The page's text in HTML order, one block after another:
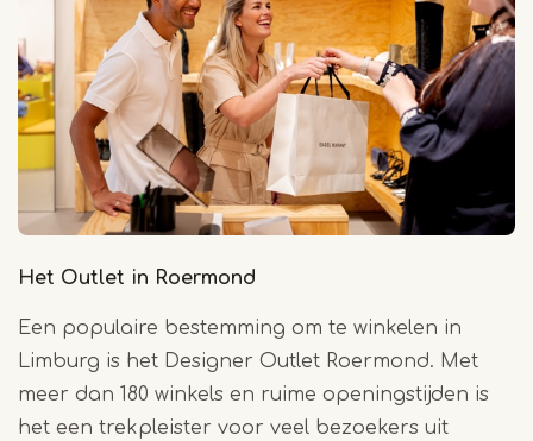
Het Outlet in Roermond
Een populaire bestemming om te winkelen in
Limburg is het Designer Outlet Roermond. Met
meer dan 180 winkels en ruime openingstijden is
het een trekpleister voor veel bezoekers uit